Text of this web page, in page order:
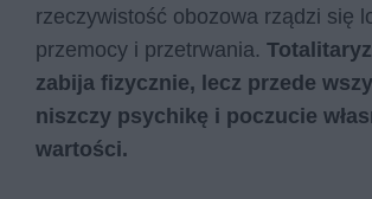
rzeczywistość obozowa rządzi się
przemocy i przetrwania.
zabija fizycznie, lecz przede
niszczy psychikę i poczucie
wartości.